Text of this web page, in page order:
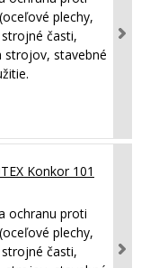
plechy,
časti,
strojov, stavebné
Konkor 101
ochranu proti
plechy,
časti,